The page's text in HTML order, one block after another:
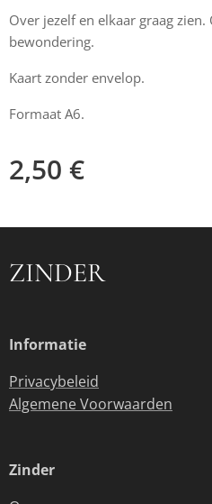
Over jezelf en elkaar graag
bewondering.
Kaart zonder envelop.
Formaat A6.
2,50 €
ZINDER
Informatie
Privacybeleid
Algemene Voorwaarden
Zinder